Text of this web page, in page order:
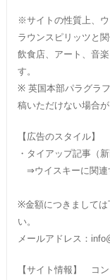
※サイトの性質上、
ラウンスピリッツと
飲食店、アート、音
す。
※ 英国本部パラグラ
稿いただけない場合が
【広告のスタイル】
・タイアップ記事（
⇒ウイスキーに関連
※金額につきましては
い。
メールアドレス：
【サイト情報】 コ